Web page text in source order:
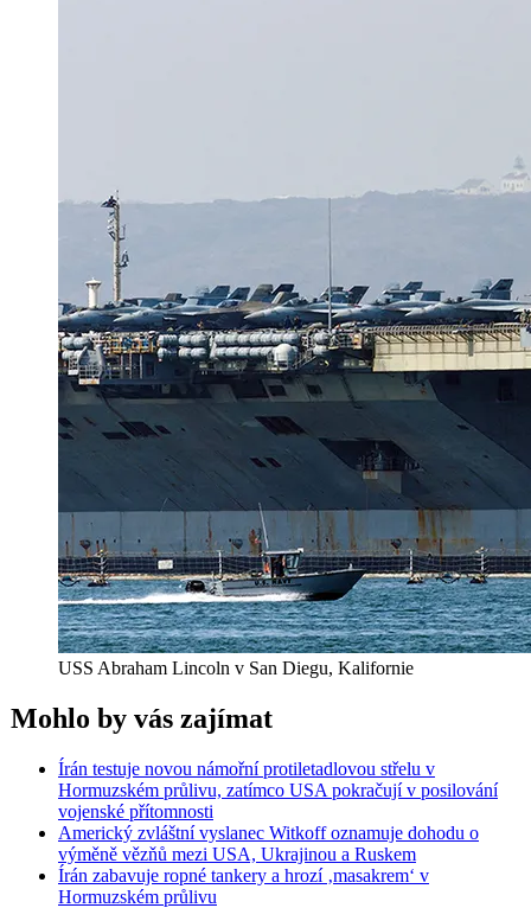
USS Abraham Lincoln v San Diegu, Kalifornie
Mohlo by vás zajímat
Írán testuje novou námořní protiletadlovou střelu v
Hormuzském průlivu, zatímco USA pokračují v posilování
vojenské přítomnosti
Americký zvláštní vyslanec Witkoff oznamuje dohodu o
výměně vězňů mezi USA, Ukrajinou a Ruskem
Írán zabavuje ropné tankery a hrozí ‚masakrem‘ v
Hormuzském průlivu